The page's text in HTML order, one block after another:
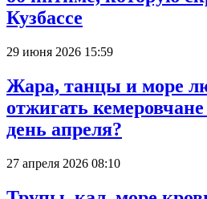
Кузбассе
29 июня 2026 15:59
Жара, танцы и море
отжигать
день апреля?
27 апреля 2026 08:10